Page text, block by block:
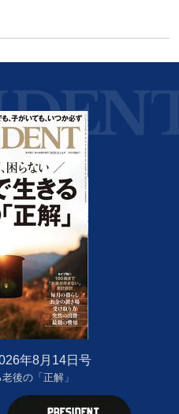
年8月14日号
後の「正解」